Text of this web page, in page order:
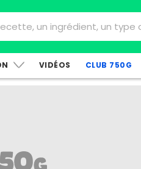
VIDÉOS CLUB 750G